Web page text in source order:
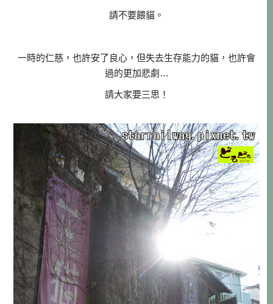
請不要餵貓。
一時的仁慈，也許安了良心，但失去生存能力的貓，也許會
過的更加悲劇…
請大家要三思！